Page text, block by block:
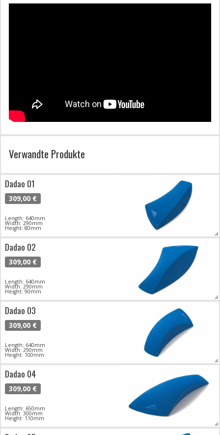
Verwandte Produkte
Dadao 01
309,00 €
Length: 640mm
Width: 290mm
Height: 80mm
Dadao 02
309,00 €
Length: 640mm
Width: 290mm
Height: 90mm
Dadao 03
309,00 €
Length: 640mm
Width: 290mm
Height: 100mm
Dadao 04
309,00 €
Length: 650mm
Width: 300mm
Height: 110mm